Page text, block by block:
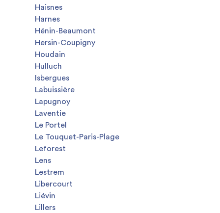
Haisnes
Harnes
Hénin-Beaumont
Hersin-Coupigny
Houdain
Hulluch
Isbergues
Labuissière
Lapugnoy
Laventie
Le Portel
Le Touquet-Paris-Plage
Leforest
Lens
Lestrem
Libercourt
Liévin
Lillers